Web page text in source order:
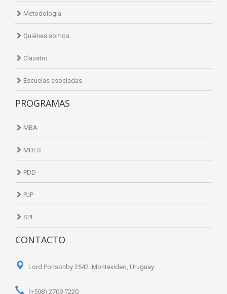
Metodología
Quiénes somos
Claustro
Escuelas asociadas
PROGRAMAS
MBA
MDES
PDD
PJP
SPF
CONTACTO
Lord Ponsonby 2542. Montevideo, Uruguay
(+598) 2709 7220